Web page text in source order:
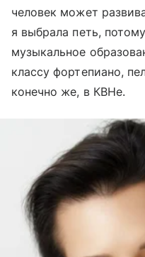
человек может
я выбрала петь,
музыкальное
классу фортепиано,
конечно же, в КВНе.